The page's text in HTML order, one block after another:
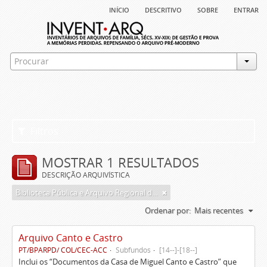
início descritivo sobre entrar
MOSTRAR 1 RESULTADOS
DESCRIÇÃO ARQUIVÍSTICA
Biblioteca Pública e Arquivo Regional de Ponta Delgada
Ordenar por: Mais recentes
Arquivo Canto e Castro
PT/BPARPD/ COL/CEC-ACC Subfundos [14--]-[18--]
Inclui os “Documentos da Casa de Miguel Canto e Castro” que